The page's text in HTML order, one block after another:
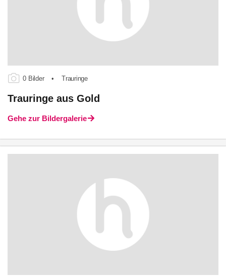
0 Bilder • Trauringe
Trauringe aus Gold
Gehe zur Bildergalerie